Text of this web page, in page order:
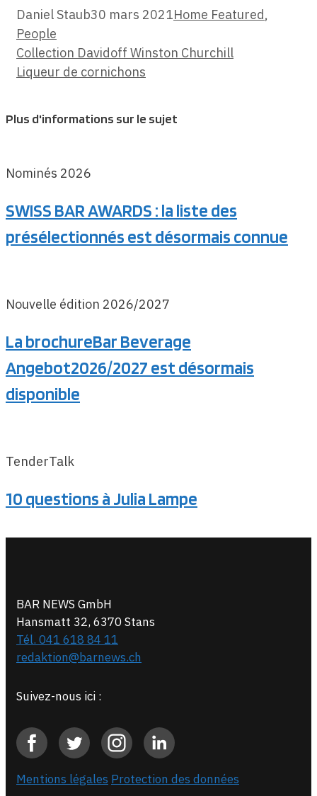
Daniel Staub30 mars 2021Categories
Home Featured,
People
Collection Davidoff Winston Churchill
Liqueur de cornichons
Plus d'informations sur le sujet
Nominés 2026
SWISS BAR AWARDS : la liste des
présélectionnés est désormais connue
Nouvelle édition 2026/2027
La brochureBar Beverage
Angebot2026/2027 est désormais
disponible
TenderTalk
10 questions à Julia Lampe
BAR NEWS GmbH
Hansmatt 32, 6370 Stans
Tél. 041 618 84 11
redaktion@barnews.ch
Suivez-nous ici :
Mentions légales Protection des données